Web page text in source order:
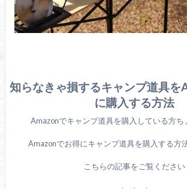
知らなきゃ損するキャンプ道具を
に購入する方法
Amazonでキャンプ道具を購入している方ち
Amazonでお得にキャンプ道具を購入する方
こちらの記事をご覧ください